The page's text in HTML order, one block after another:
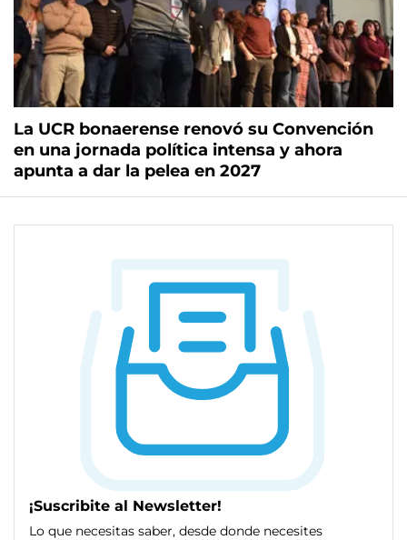
La UCR bonaerense renovó su Convención
en una jornada política intensa y ahora
apunta a dar la pelea en 2027
¡Suscribite al Newsletter!
Lo que necesitas saber, desde donde necesites